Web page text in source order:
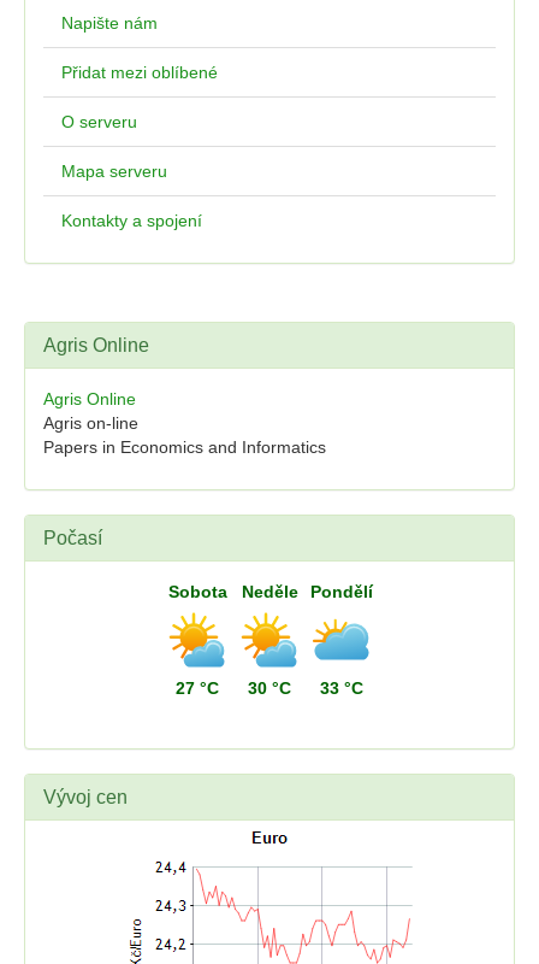
Napište nám
Přidat mezi oblíbené
O serveru
Mapa serveru
Kontakty a spojení
Agris Online
Agris Online
Agris on-line
Papers in Economics and Informatics
Počasí
Sobota
27 °C
Neděle
30 °C
Pondělí
33 °C
Vývoj cen